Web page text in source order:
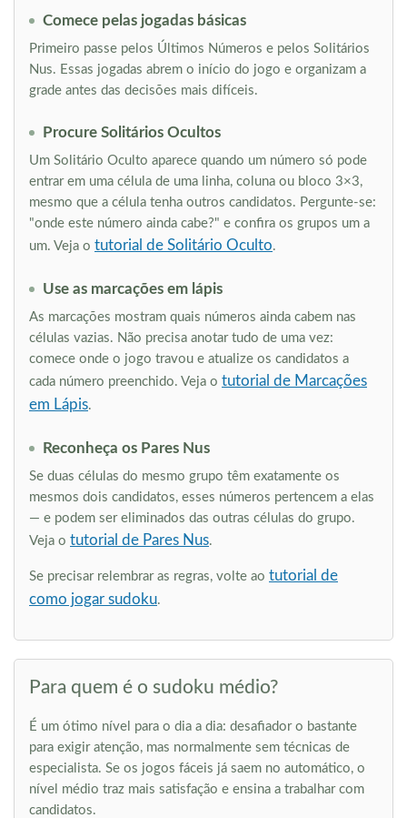
Comece pelas jogadas básicas
Primeiro passe pelos Últimos Números e pelos Solitários
Nus. Essas jogadas abrem o início do jogo e organizam a
grade antes das decisões mais difíceis.
Procure Solitários Ocultos
Um Solitário Oculto aparece quando um número só pode
entrar em uma célula de uma linha, coluna ou bloco 3×3,
mesmo que a célula tenha outros candidatos. Pergunte-se:
"onde este número ainda cabe?" e confira os grupos um a
um. Veja o tutorial de Solitário Oculto.
Use as marcações em lápis
As marcações mostram quais números ainda cabem nas
células vazias. Não precisa anotar tudo de uma vez:
comece onde o jogo travou e atualize os candidatos a
cada número preenchido. Veja o tutorial de Marcações
em Lápis.
Reconheça os Pares Nus
Se duas células do mesmo grupo têm exatamente os
mesmos dois candidatos, esses números pertencem a elas
— e podem ser eliminados das outras células do grupo.
Veja o tutorial de Pares Nus.
Se precisar relembrar as regras, volte ao tutorial de
como jogar sudoku.
Para quem é o sudoku médio?
É um ótimo nível para o dia a dia: desafiador o bastante
para exigir atenção, mas normalmente sem técnicas de
especialista. Se os jogos fáceis já saem no automático, o
nível médio traz mais satisfação e ensina a trabalhar com
candidatos.